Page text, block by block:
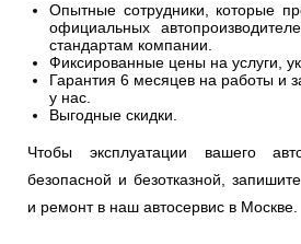
Опытные сотрудники, которые
официальных
стандартам компании.
Фиксированные цены на услуги,
Гарантия 6 месяцев на работы и
у нас.
Выгодные скидки.
Чтобы эксплуатации вашего
безопасной и безотказной,
и ремонт в наш автосервис в Москве.